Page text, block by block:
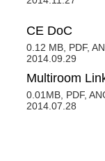
CE DoC
0.12 MB, PDF,
2014.09.29
Multiroom
0.01MB, PDF,
2014.07.28